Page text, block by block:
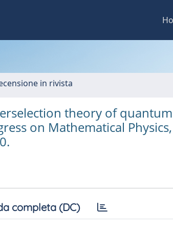
in rivista
theory of
on Mathematical
completa (DC)